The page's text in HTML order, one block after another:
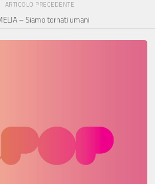
ARTICOLO PRECEDENTE
– Siamo tornati umani